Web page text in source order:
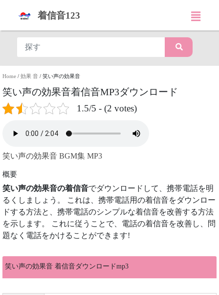
着信音123
Home / 効果 音 / 笑い声の効果音
笑い声の効果音着信音MP3ダウンロード
1.5/5 - (2 votes)
笑い声の効果音 BGM集 MP3
概要
笑い声の効果音の着信音でダウンロードして、携帯電話を明
るくしましょう。 これは、携帯電話用の着信音をダウンロー
ドする方法と、携帯電話のシンプルな着信音を改善する方法
を示します。 これに従うことで、電話の着信音を改善し、問
題なく電話をかけることができます!
笑い声の効果音 着信音ダウンロードmp3